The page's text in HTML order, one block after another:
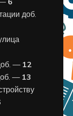
доб.
— 12
— 13